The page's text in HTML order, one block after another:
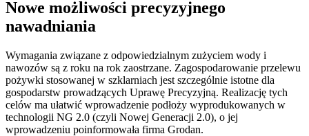
Nowe możliwości precyzyjnego
nawadniania
Wymagania związane z odpowiedzialnym zużyciem wody i
nawozów są z roku na rok zaostrzane. Zagospodarowanie przelewu
pożywki stosowanej w szklarniach jest szczególnie istotne dla
gospodarstw prowadzących Uprawę Precyzyjną. Realizację tych
celów ma ułatwić wprowadzenie podłoży wyprodukowanych w
technologii NG 2.0 (czyli Nowej Generacji 2.0), o jej
wprowadzeniu poinformowała firma Grodan.